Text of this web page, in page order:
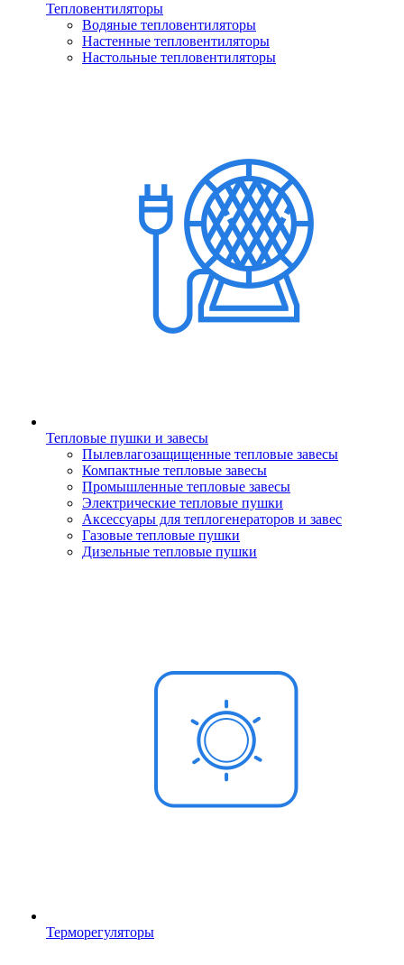
Тепловентиляторы
Водяные тепловентиляторы
Настенные тепловентиляторы
Настольные тепловентиляторы
Тепловые пушки и завесы
Пылевлагозащищенные тепловые завесы
Компактные тепловые завесы
Промышленные тепловые завесы
Электрические тепловые пушки
Аксессуары для теплогенераторов и завес
Газовые тепловые пушки
Дизельные тепловые пушки
Терморегуляторы